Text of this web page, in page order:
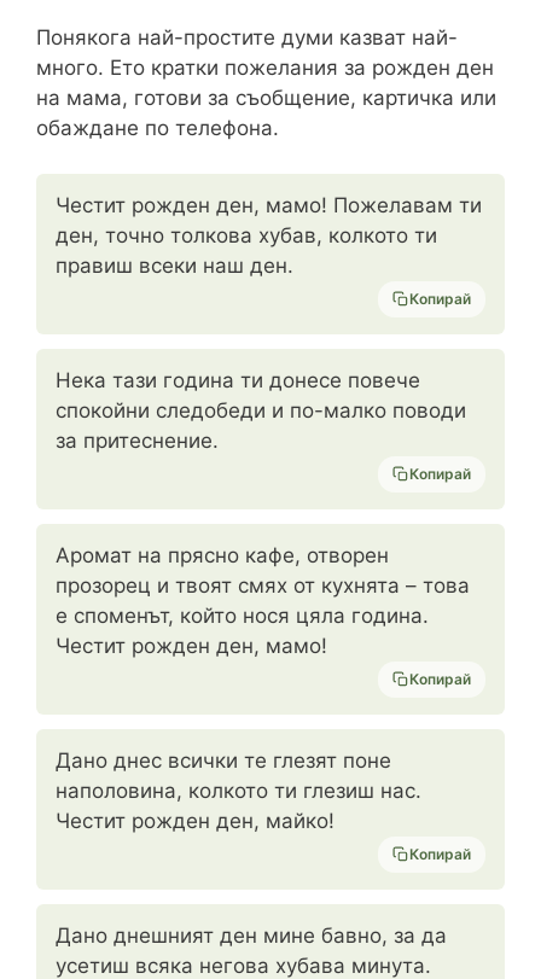
Понякога най-простите думи казват най-
много. Ето кратки пожелания за рожден ден
на мама, готови за съобщение, картичка или
обаждане по телефона.
Честит рожден ден, мамо! Пожелавам ти
ден, точно толкова хубав, колкото ти
правиш всеки наш ден.
Копирай
Нека тази година ти донесе повече
спокойни следобеди и по-малко поводи
за притеснение.
Копирай
Аромат на прясно кафе, отворен
прозорец и твоят смях от кухнята – това
е споменът, който нося цяла година.
Честит рожден ден, мамо!
Копирай
Дано днес всички те глезят поне
наполовина, колкото ти глезиш нас.
Честит рожден ден, майко!
Копирай
Дано днешният ден мине бавно, за да
усетиш всяка негова хубава минута.